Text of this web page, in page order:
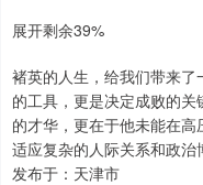
展开剩余39%
褚英的人生，给我们带来
的工具，更是决定成败的
的才华，更在于他未能在
适应复杂的人际关系和政治
发布于：天津市